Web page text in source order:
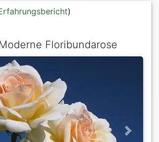
)
Floribundarose
Next